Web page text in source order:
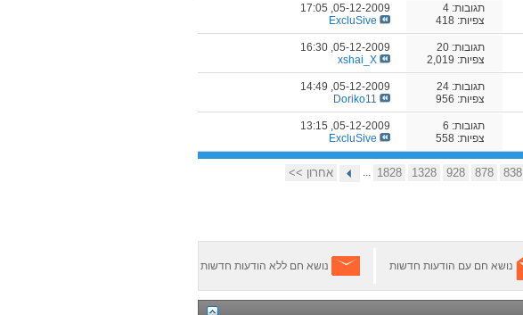
תגובות: 4
צפיות: 418
05-12-2009,
17:05
ExcluSive
תגובות: 20
צפיות: 2,019
05-12-2009,
16:30
xshai_X
תגובות: 24
צפיות: 956
05-12-2009,
14:49
Doriko11
תגובות: 6
צפיות: 558
05-12-2009,
13:15
ExcluSive
838
878
928
1328
1828
... אחרון >>
נושא חם עם הודעות חדשות נושא חם ללא הודעות חדשות